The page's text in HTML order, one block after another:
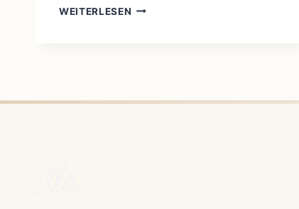
WEITERLESEN WUNDER